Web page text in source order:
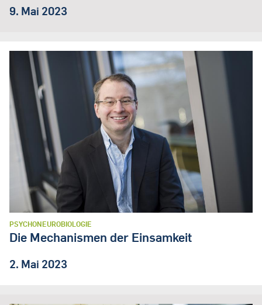
9. Mai 2023
PSYCHONEUROBIOLOGIE
Die Mechanismen der Einsamkeit
2. Mai 2023